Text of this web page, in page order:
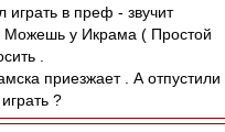
играть в преф - звучит
Можешь у Икрама ( Простой
.
приезжает . А отпустили
?